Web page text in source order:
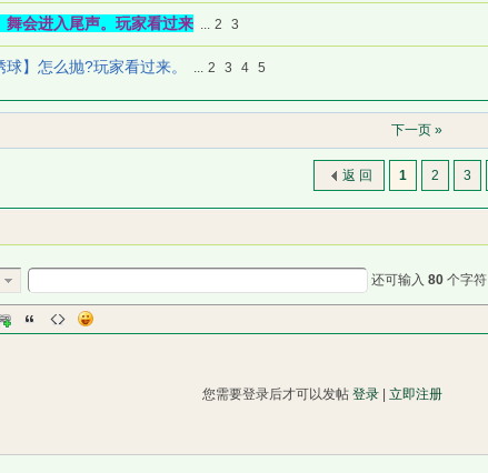
舞会进入尾声。玩家看过来 ... 2 3
球】怎么抛?玩家看过来。 ... 2 3 4 5
下一页 »
1 2 3
返 回
还可输入 80 个字符
您需要登录后才可以发帖 登录 立即注册